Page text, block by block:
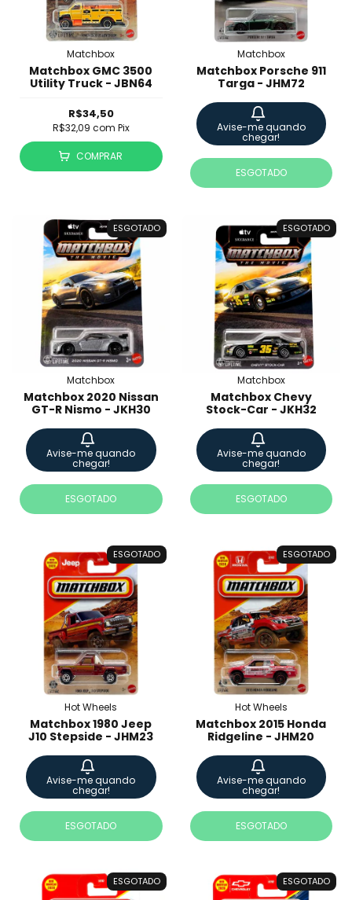
Matchbox
Matchbox GMC 3500
Utility Truck - JBN64
R$34,50
R$32,09 com Pix
COMPRAR
Matchbox
Matchbox Porsche 911
Targa - JHM72
Avise-me quando
chegar!
ESGOTADO
ESGOTADO
Matchbox
Matchbox 2020 Nissan
GT-R Nismo - JKH30
Avise-me quando
chegar!
ESGOTADO
ESGOTADO
Matchbox
Matchbox Chevy
Stock-Car - JKH32
Avise-me quando
chegar!
ESGOTADO
ESGOTADO
Hot Wheels
Matchbox 1980 Jeep
J10 Stepside - JHM23
Avise-me quando
chegar!
ESGOTADO
ESGOTADO
Hot Wheels
Matchbox 2015 Honda
Ridgeline - JHM20
Avise-me quando
chegar!
ESGOTADO
ESGOTADO ESGOTADO